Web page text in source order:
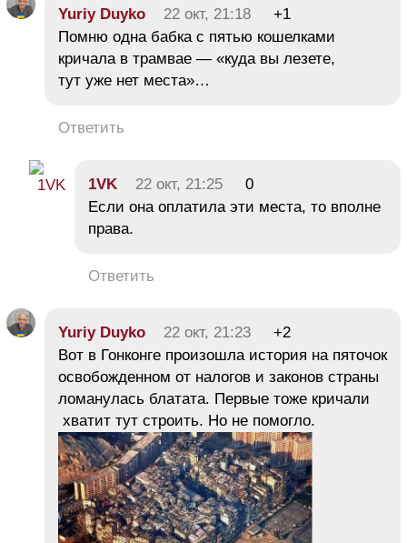
Yuriy Duyko 22 окт, 21:18
+1
Помню одна бабка с пятью кошелками
кричала в трамвае — «куда вы лезете,
тут уже нет места»…
Ответить
1VK 22 окт, 21:25
0
Если она оплатила эти места, то вполне
права.
Ответить
Yuriy Duyko 22 окт, 21:23
+2
Вот в Гонконге произошла история на пяточок
освобожденном от налогов и законов страны
ломанулась блатата. Первые тоже кричали
хватит тут строить. Но не помогло.